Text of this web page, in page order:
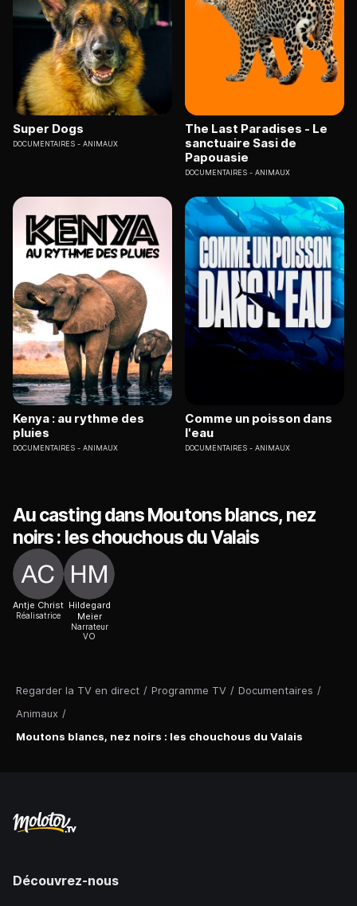
Regarder la TV en direct / Programme TV / Documentaires /
Animaux /
Moutons blancs, nez noirs : les chouchous du Valais
Super Dogs
DOCUMENTAIRES ANIMAUX
The Last Paradises - Le
sanctuaire Sasi de
Papouasie
DOCUMENTAIRES ANIMAUX
Kenya : au rythme des
pluies
DOCUMENTAIRES ANIMAUX
Comme un poisson dans
l'eau
DOCUMENTAIRES ANIMAUX
Au casting dans Moutons blancs, nez
noirs : les chouchous du Valais
Antje Christ
Réalisatrice
Hildegard
Meier
Narrateur
VO
Découvrez-nous